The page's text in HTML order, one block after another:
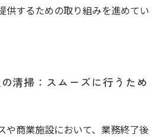
供するための取り組みを進めてい
清掃：スムーズに行うため
や商業施設において、業務終了後